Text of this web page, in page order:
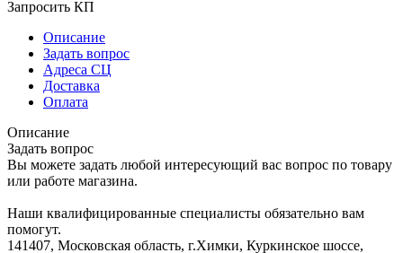
Запросить КП
Описание
Задать вопрос
Адреса СЦ
Доставка
Оплата
Описание
Задать вопрос
Вы можете задать любой интересующий вас вопрос по товару
или работе магазина.
Наши квалифицированные специалисты обязательно вам
помогут.
141407, Московская область, г.Химки, Куркинское шоссе,